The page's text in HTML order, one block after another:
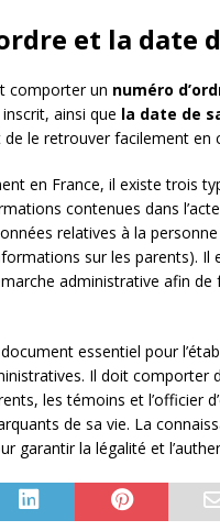
et la date
comporter un numéro
ainsi que la date de
le retrouver facilement en
en France, il existe trois
contenues dans
relatives à la
sur les parents).
administrative afin
essentiel pour
Il doit
les témoins et l’officier
de sa vie. La
garantir la légalité et